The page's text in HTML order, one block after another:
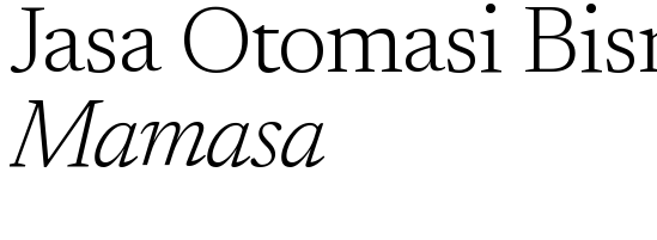
Jasa Otomasi
Mamasa